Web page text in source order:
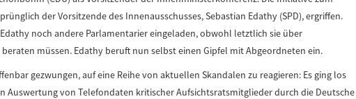
der Vorsitzende des Innenausschusses, Sebastian Edathy (SPD), ergriffen.
noch andere Parlamentarier eingeladen, obwohl letztlich sie über
müssen. Edathy beruft nun selbst einen Gipfel mit Abgeordneten ein.
gezwungen, auf eine Reihe von aktuellen Skandalen zu reagieren: Es ging los
Auswertung von Telefondaten kritischer Aufsichtsratsmitglieder durch die Deutsche